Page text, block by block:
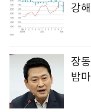
강
장
밤